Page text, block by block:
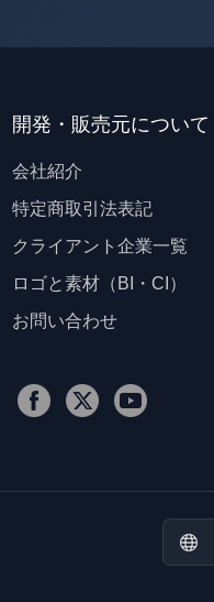
開発・販売元について
会社紹介
特定商取引法表記
クライアント企業一覧
ロゴと素材（BI・CI）
お問い合わせ